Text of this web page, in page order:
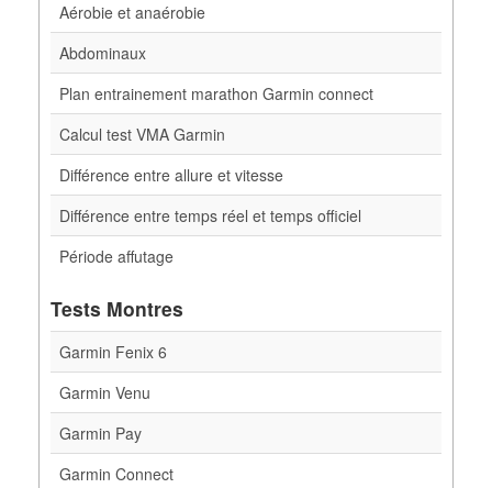
Aérobie et anaérobie
Abdominaux
Plan entrainement marathon Garmin connect
Calcul test VMA Garmin
Différence entre allure et vitesse
Différence entre temps réel et temps officiel
Période affutage
Tests Montres
Garmin Fenix 6
Garmin Venu
Garmin Pay
Garmin Connect